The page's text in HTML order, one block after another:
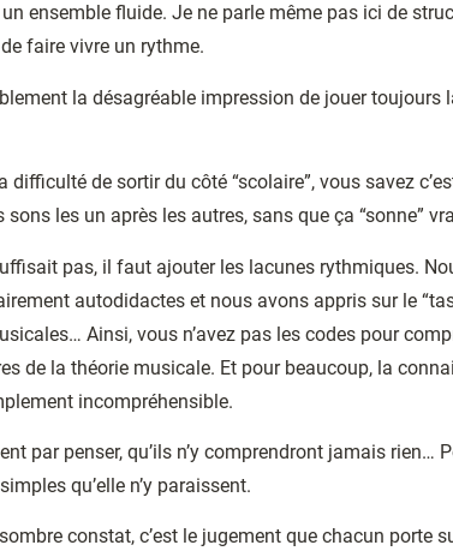
ensemble fluide. Je ne parle même pas ici de
faire vivre un rythme.
la désagréable impression de jouer toujours
difficulté de sortir du côté “scolaire”, vous savez
les un après les autres, sans que ça “sonne”
pas, il faut ajouter les lacunes rythmiques.
autodidactes et nous avons appris sur le
Ainsi, vous n’avez pas les codes pour
de la théorie musicale. Et pour beaucoup, la
incompréhensible.
par penser, qu’ils n’y comprendront jamais rien…
qu’elle n’y paraissent.
constat, c’est le jugement que chacun porte